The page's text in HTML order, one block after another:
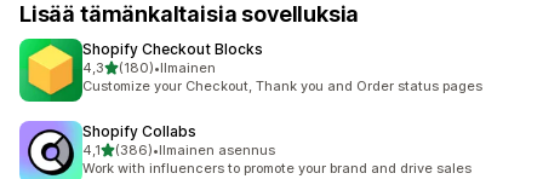
Lisää tämänkaltaisia sovelluksia
Shopify Checkout Blocks
4,3/ 5 tähteä
(180)
180 arvostelua yhteensä
•Ilmainen
Customize your Checkout, Thank you and Order status pages
Shopify Collabs
4,1/ 5 tähteä
(386)
386 arvostelua yhteensä
•Ilmainen asennus
Work with influencers to promote your brand and drive sales